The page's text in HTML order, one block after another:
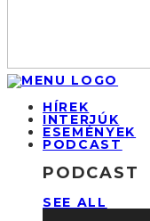
HÍREK
INTERJÚK
ESEMÉNYEK
PODCAST
PODCAST
SEE ALL